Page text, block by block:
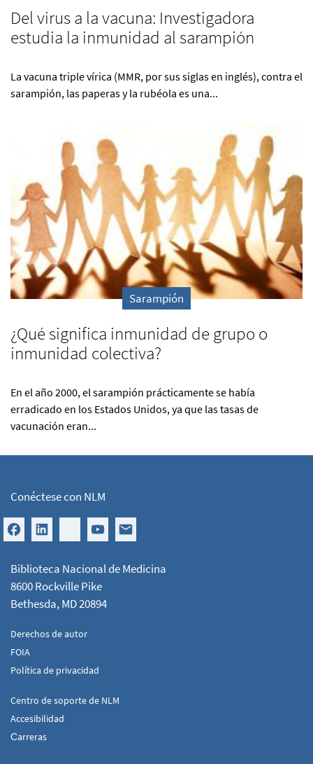
Del virus a la vacuna: Investigadora
estudia la inmunidad al sarampión
La vacuna triple vírica (MMR, por sus siglas en inglés), contra el
sarampión, las paperas y la rubéola es una...
Sarampión
¿Qué significa inmunidad de grupo o
inmunidad colectiva?
En el año 2000, el sarampión prácticamente se había
erradicado en los Estados Unidos, ya que las tasas de
vacunación eran...
Conéctese con NLM
Biblioteca Nacional de Medicina
8600 Rockville Pike
Bethesda, MD 20894
Derechos de autor
FOIA
Política de privacidad
Centro de soporte de NLM
Accesibilidad
Сarreras